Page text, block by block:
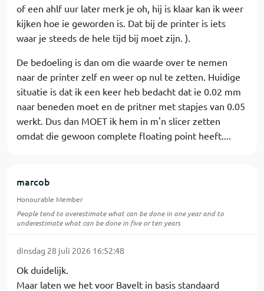
of een ahlf uur later merk je oh, hij is klaar kan ik weer
kijken hoe ie geworden is. Dat bij de printer is iets
waar je steeds de hele tijd bij moet zijn. ).
De bedoeling is dan om die waarde over te nemen
naar de printer zelf en weer op nul te zetten. Huidige
situatie is dat ik een keer heb bedacht dat ie 0.02 mm
naar beneden moet en de pritner met stapjes van 0.05
werkt. Dus dan MOET ik hem in m'n slicer zetten
omdat die gewoon complete floating point heeft....
marcob
Honourable Member
People tend to overestimate what can be done in one year and to
underestimate what can be done in five or ten years
dinsdag 28 juli 2026 16:52:48
Ok duidelijk.
Maar laten we het voor Bavelt in basis standaard